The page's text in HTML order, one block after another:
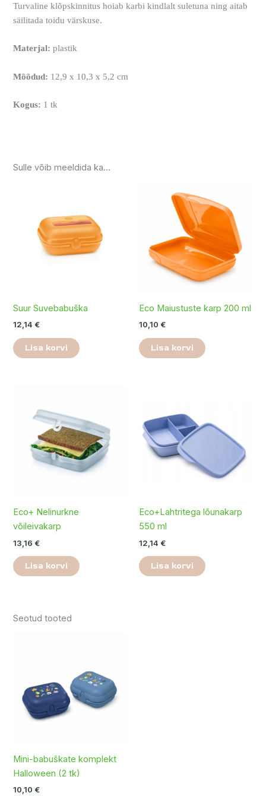
Turvaline klõpskinnitus hoiab karbi kindlalt suletuna ning aitab
säilitada toidu värskuse.
Materjal: plastik
Mõõdud: 12,9 x 10,3 x 5,2 cm
Kogus: 1 tk
Sulle võib meeldida ka…
Suur Suvebabuška
12,14 €
Lisa korvi
Eco Maiustuste karp 200 ml
10,10 €
Lisa korvi
Eco+ Nelinurkne
võileivakarp
13,16 €
Lisa korvi
Eco+Lahtritega lõunakarp
550 ml
12,14 €
Lisa korvi
Seotud tooted
Mini-babuškate komplekt
Halloween (2 tk)
10,10 €